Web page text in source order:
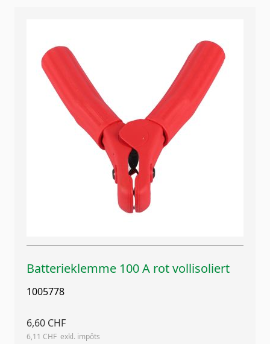
Batterieklemme 100 A rot vollisoliert
1005778
6,60 CHF
6,11 CHF